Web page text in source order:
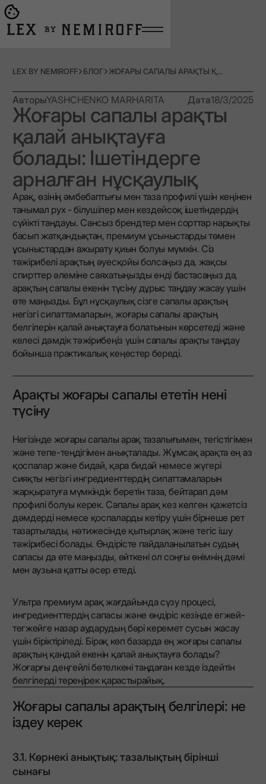
Go to main page
LEX BY NEMIROFF БЛОГ ЖОҒАРЫ САПАЛЫ АРАҚТЫ ҚАЛАЙ АНЫҚТАУҒА БОЛАДЫ: ІШЕТІНДЕРГЕ АРНАЛҒАН НҰСҚАУЛЫҚ
АвторыYASHCHENKO MARHARITA Дата18/3/2025
Жоғары сапалы арақты
қалай анықтауға
болады: Ішетіндерге
арналған нұсқаулық
Арақ, өзінің әмбебаптығы мен таза профилі үшін кеңінен
танымал рух - білушілер мен кездейсоқ ішетіндердің
сүйікті таңдауы. Сансыз брендтер мен сорттар нарықты
басып жатқандықтан, премиум ұсыныстарды төмен
ұсыныстардан ажырату қиын болуы мүмкін. Сіз
тәжірибелі арақтың әуесқойы болсаңыз да, жақсы
спирттер әлеміне саяхатыңызды енді бастасаңыз да,
арақтың сапалы екенін түсіну дұрыс таңдау жасау үшін
өте маңызды. Бұл нұсқаулық сізге сапалы арақтың
негізгі сипаттамаларын, жоғары сапалы арақтың
белгілерін қалай анықтауға болатынын көрсетеді және
келесі дәмдік тәжірибеңіз үшін сапалы арақты таңдау
бойынша практикалық кеңестер береді.
Арақты жоғары сапалы ететін нені
түсіну
Негізінде жоғары сапалы арақ тазалығымен, тегістігімен
және тепе-теңдігімен анықталады. Жұмсақ арақта ең аз
қоспалар және бидай, қара бидай немесе жүгері
сияқты негізгі ингредиенттердің сипаттамаларын
жарқыратуға мүмкіндік беретін таза, бейтарап дәм
профилі болуы керек. Сапалы арақ кез келген қажетсіз
дәмдерді немесе қоспаларды кетіру үшін бірнеше рет
тазартылады, нәтижесінде қытырлақ және тегіс ішу
тәжірибесі болады. Өндірісте пайдаланылатын судың
сапасы да өте маңызды, өйткені ол соңғы өнімнің дәмі
мен аузына қатты әсер етеді.
Ультра премиум арақ жағдайында сүзу процесі,
ингредиенттердің сапасы және өндіріс кезінде егжей-
тегжейге назар аударудың бәрі керемет сусын жасау
үшін біріктіріледі. Бірақ көп базарда ең жоғары сапалы
арақтың қандай екенін қалай анықтауға болады?
Жоғарғы деңгейлі бөтелкені таңдаған кезде іздейтін
белгілерді тереңірек қарастырайық.
Жоғары сапалы арақтың белгілері: не
іздеу керек
3.1. Көрнекі анықтық: тазалықтың бірінші
сынағы